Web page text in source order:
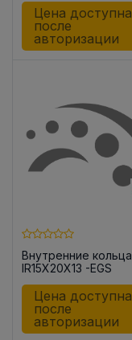
Цена доступна
после
авторизации
Внутренние кольца
IR15X20X13 -EGS
Цена доступна
после
авторизации